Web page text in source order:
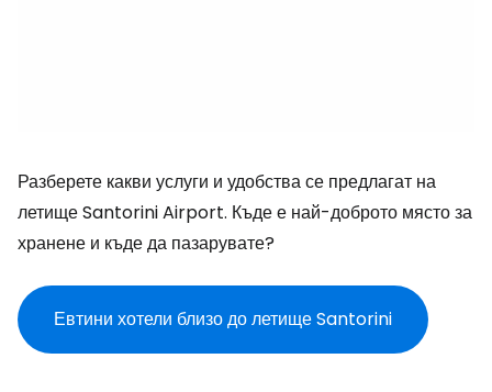
Разберете какви услуги и удобства се предлагат на
летище Santorini Airport. Къде е най-доброто място за
хранене и къде да пазарувате?
Евтини хотели близо до летище Santorini